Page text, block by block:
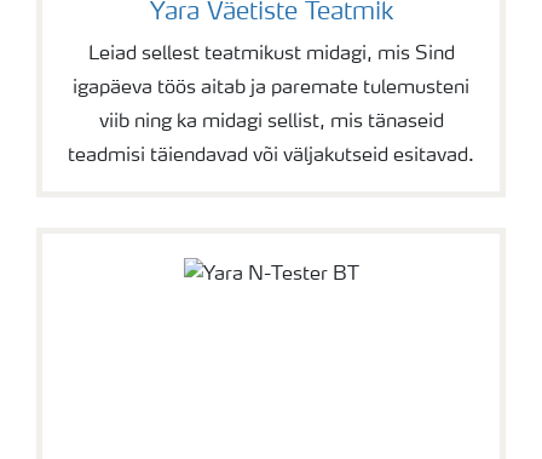
Yara Väetiste Teatmik
Leiad sellest teatmikust midagi, mis Sind
igapäeva töös aitab ja paremate tulemusteni
viib ning ka midagi sellist, mis tänaseid
teadmisi täiendavad või väljakutseid esitavad.